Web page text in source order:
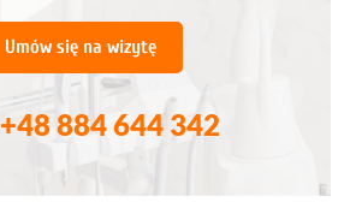
Umów się na wizytę
+48 884 644 342